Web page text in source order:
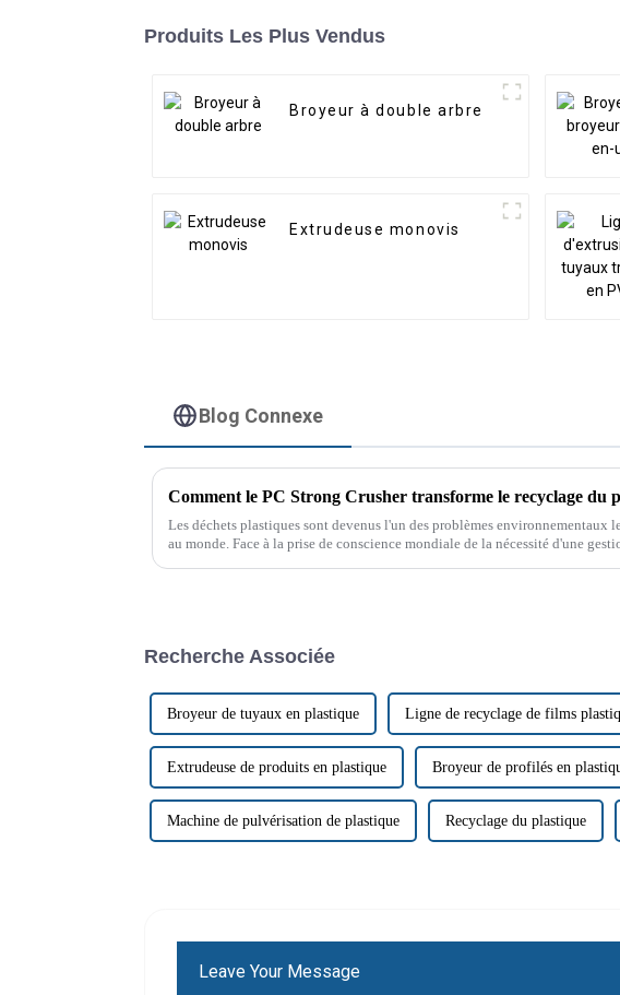
Produits Les Plus Vendus
Broyeur à double arbre
Extrudeuse monovis
Blog Connexe
Comment le PC Strong Crusher transforme le recyclage du
Les déchets plastiques sont devenus l'un des problèmes environnementaux
au monde. Face à la prise de conscience mondiale de la nécessité d'une
Recherche Associée
Broyeur de tuyaux en plastique Ligne de recyclage de films
Extrudeuse de produits en plastique Broyeur de profilés en
Machine de pulvérisation de plastique Recyclage du plastique
Leave Your Message